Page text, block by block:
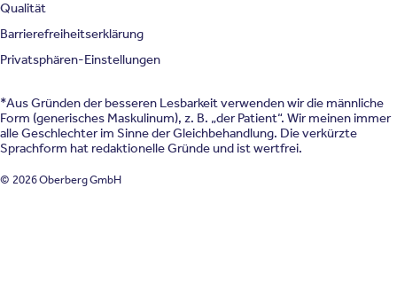
Qualität
Barrierefreiheitserklärung
Privatsphären-Einstellungen
*Aus Gründen der besseren Lesbarkeit verwenden wir die männliche
Form (generisches Maskulinum), z. B. „der Patient“. Wir meinen immer
alle Geschlechter im Sinne der Gleichbehandlung. Die verkürzte
Sprachform hat redaktionelle Gründe und ist wertfrei.
© 2026 Oberberg GmbH